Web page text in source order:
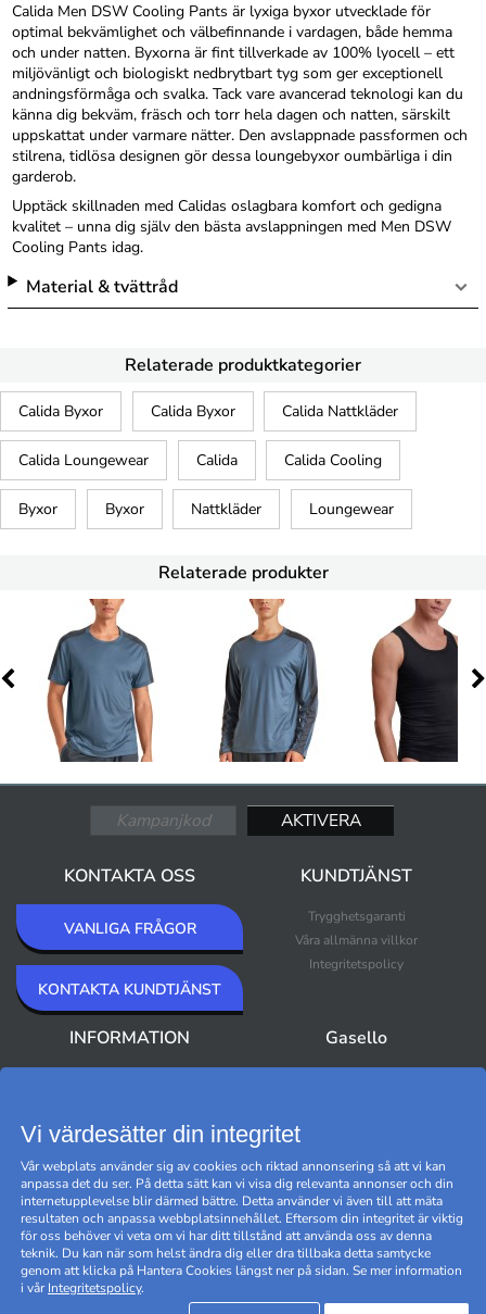
Calida Men DSW Cooling Pants är lyxiga byxor utvecklade för
optimal bekvämlighet och välbefinnande i vardagen, både hemma
och under natten. Byxorna är fint tillverkade av 100% lyocell – ett
miljövänligt och biologiskt nedbrytbart tyg som ger exceptionell
andningsförmåga och svalka. Tack vare avancerad teknologi kan du
känna dig bekväm, fräsch och torr hela dagen och natten, särskilt
uppskattat under varmare nätter. Den avslappnade passformen och
stilrena, tidlösa designen gör dessa loungebyxor oumbärliga i din
garderob.
Upptäck skillnaden med Calidas oslagbara komfort och gedigna
kvalitet – unna dig själv den bästa avslappningen med Men DSW
Cooling Pants idag.
Material & tvättråd
Relaterade produktkategorier
Calida Byxor Calida Byxor Calida Nattkläder
Calida Loungewear Calida Calida Cooling
Byxor Byxor Nattkläder Loungewear
Relaterade produkter
KONTAKTA OSS
VANLIGA FRÅGOR
KONTAKTA KUNDTJÄNST
KUNDTJÄNST
Trygghetsgaranti
Våra allmänna villkor
Integritetspolicy
INFORMATION Gasello
Black Friday
Hantera cookies
Vi värdesätter din integritet
Vår webplats använder sig av cookies och riktad annonsering så att vi kan
anpassa det du ser. På detta sätt kan vi visa dig relevanta annonser och din
internetupplevelse blir därmed bättre. Detta använder vi även till att mäta
resultaten och anpassa webbplatsinnehållet. Eftersom din integritet är viktig
för oss behöver vi veta om vi har ditt tillstånd att använda oss av denna
teknik. Du kan när som helst ändra dig eller dra tillbaka detta samtycke
genom att klicka på Hantera Cookies längst ner på sidan. Se mer information
i vårIntegritetspolicy.